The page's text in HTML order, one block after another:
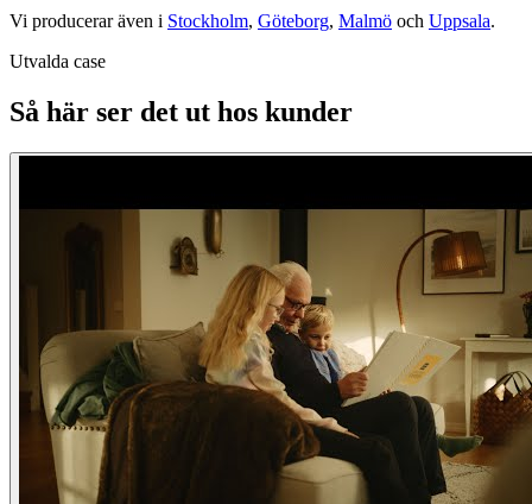
Vi producerar även i Stockholm, Göteborg, Malmö och Uppsala.
Utvalda case
Så här ser det ut hos kunder